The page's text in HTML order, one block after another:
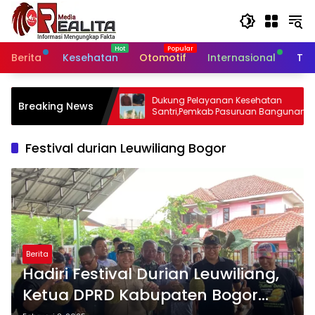
Langsung
konten
Berita
Kesehatan Otomotif Internasional
Breaking News
Dukung Pelayanan Kesehatan
Santri,Pemkab Pasuruan Bangunan Poli
Klinik Kesehatan di Ponpes
Diduga
Dramaga
Puskesmas
Festival durian Leuwiliang Bogor
Berita
Hadiri Festival Durian Leuwiliang,
Ketua DPRD Kabupaten Bogor